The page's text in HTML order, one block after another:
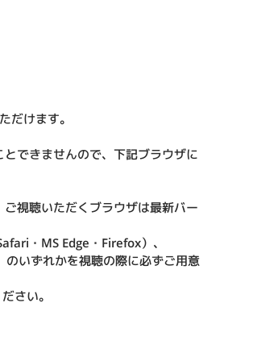
だけます。
できませんので、下記ブラウザに
ご視聴いただくブラウザは最新バー
・MS Edge・Firefox）、
いずれかを視聴の際に必ずご用意
さい。